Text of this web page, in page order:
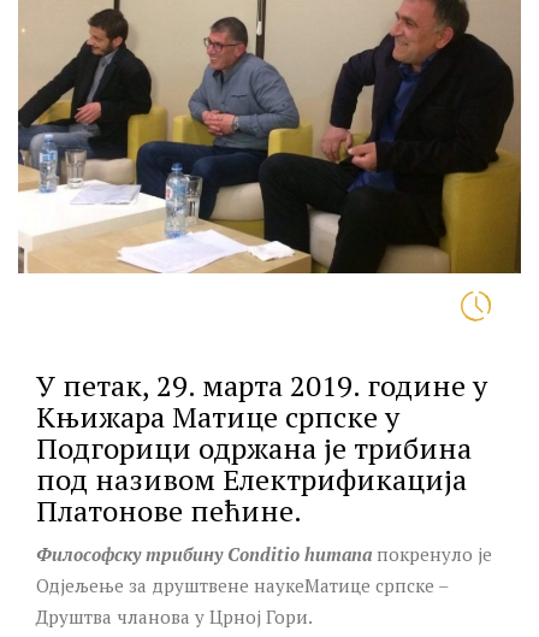
У петак, 29. марта 2019. године у
Књижара Матице српске у
Подгорици одржана је трибина
под називом Електрификација
Платонове пећине.
Философску трибину Conditio humana покренуло је
Одјељење за друштвене наукеМатице српске –
Друштва чланова у Црној Гори.